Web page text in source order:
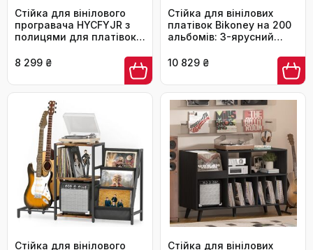
Стійка для вінілового
програвача HYCFYJR з
полицями для платівок
колір
8 299 ₴
Стійка для вінілових
платівок Bikoney на 200
альбомів: 3-ярусний
журналів, чорно-
10 829 ₴
Стійка для вінілового Стійка для вінілових